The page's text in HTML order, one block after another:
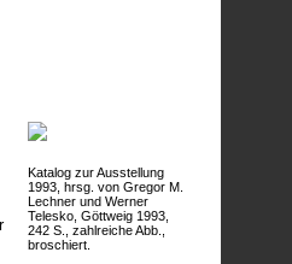
Katalog zur Ausstellung
1993, hrsg. von Gregor M.
Lechner und Werner
Telesko, Göttweig 1993,
242 S., zahlreiche Abb.,
broschiert.